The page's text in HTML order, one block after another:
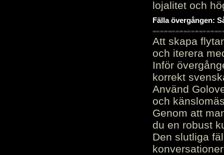
lojalitet och
Fälla övergången:
Att skapa
och iterera
Inför
korrekt
Använd
och
Genom att
du en robust
Den slutliga